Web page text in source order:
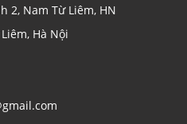
2, Nam Từ Liêm, HN
Hà Nội